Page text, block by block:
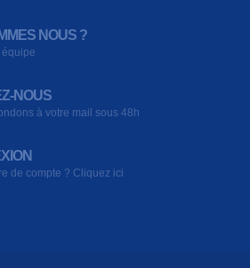
NOUS ?
équipe
NOUS
à votre mail sous 48h
de compte ? Cliquez ici